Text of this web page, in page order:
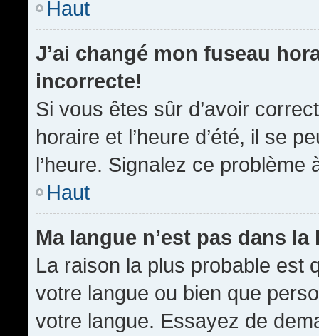
Haut
J’ai changé mon fuseau
incorrecte!
Si vous êtes sûr d’avoir
horaire et l’heure d’été, il se
l’heure. Signalez ce problème
Haut
Ma langue n’est pas dans la
La raison la plus probable est
votre langue ou bien que
votre langue. Essayez de